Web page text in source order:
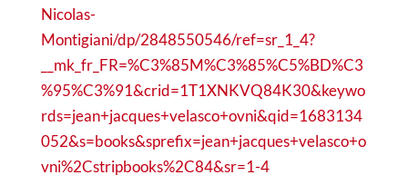
Nicolas-
Montigiani/dp/2848550546/ref=sr_1_4?
__mk_fr_FR=%C3%85M%C3%85%C5%BD%C3
%95%C3%91&crid=1T1XNKVQ84K30&keywo
rds=jean+jacques+velasco+ovni&qid=1683134
052&s=books&sprefix=jean+jacques+velasco+o
vni%2Cstripbooks%2C84&sr=1-4